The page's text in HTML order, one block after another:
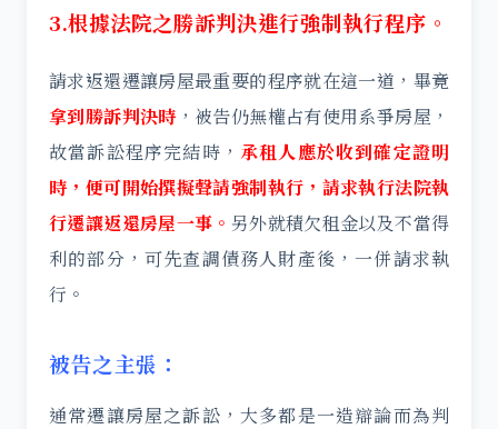
3.根據法院之勝訴判決進行強制執行程序。
請求返還遷讓房屋最重要的程序就在這一道，畢竟
拿到勝訴判決時，被告仍無權占有使用系爭房屋，
故當訴訟程序完結時， 承租人應於收到確定證明
時，便可開始撰擬聲請強制執行，請求執行法院執
行遷讓返還房屋一事。 另外就積欠租金以及不當得
利的部分，可先查調債務人財產後，一併請求執
行。
被告之主張：
通常遷讓房屋之訴訟，大多都是一造辯論而為判